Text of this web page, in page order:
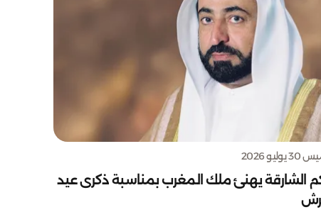
2026
الشارقة يهنئ ملك المغرب بمناسبة ذكرى عيد